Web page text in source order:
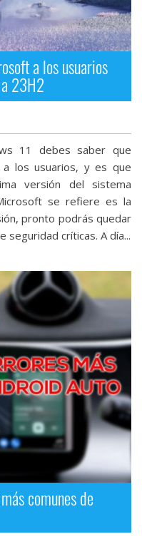
a los usuarios
23H2
11 debes saber que
los usuarios, y es que
versión del sistema
se refiere es la
pronto podrás quedar
seguridad críticas. A día...
comunes de